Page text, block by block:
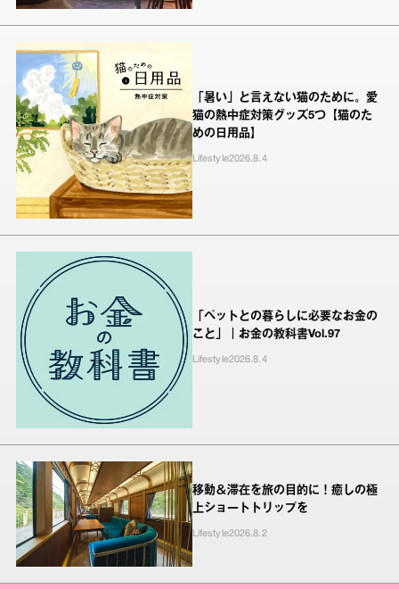
「暑い」と言えない猫のために。愛
猫の熱中症対策グッズ5つ【猫のた
めの日用品】
Lifestyle2026.8.4
「ペットとの暮らしに必要なお金の
こと」｜お金の教科書Vol.97
Lifestyle2026.8.4
移動＆滞在を旅の目的に！癒しの極
上ショートトリップを
Lifestyle2026.8.2